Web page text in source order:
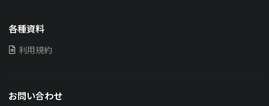
各種資料
利用規約
お問い合わせ